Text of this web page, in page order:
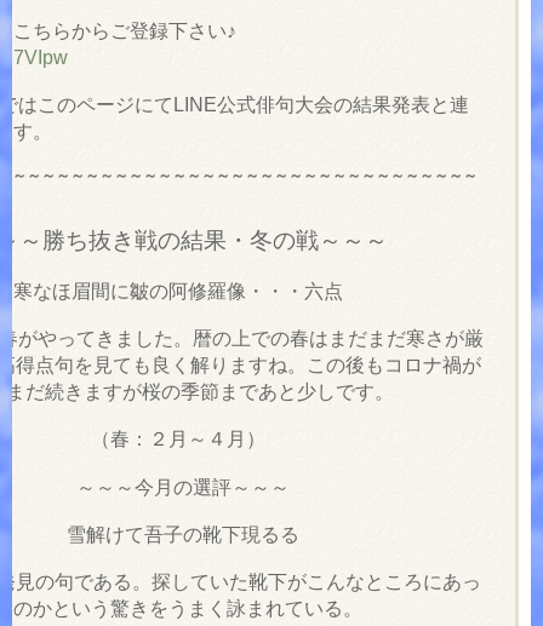
こちらからご登録下さい♪
はこのページにてLINE公式俳句大会の結果発表と連
す。
～～～～～～～～～～～～～～～～～～～～～～～～～～～～～～～～
～勝ち抜き戦の結果・冬の戦～～～
ほ眉間に皺の阿修羅像・・・六点
がやってきました。暦の上での春はまだまだ寒さが厳
得点句を見ても良く解りますね。この後もコロナ禍が
まだ続きますが桜の季節まであと少しです。
（春：２月～４月）
～ ～～今月の選評～～～
雪解けて吾子の靴下現るる
見の句である。探していた靴下がこんなところにあっ
のかという驚きをうまく詠まれている。